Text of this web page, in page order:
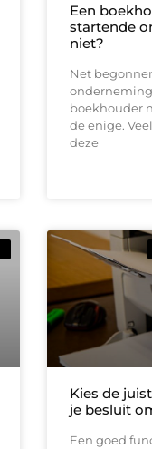
Een
startende
niet?
Net
boekhouder
de enige.
deze
Kies de
je besluit
Een goed